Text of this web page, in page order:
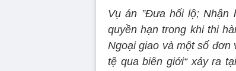
Vụ án ”Đưa hối lộ; Nhận
quyền hạn trong khi thi
Ngoại giao và một số đơn
tệ qua biên giới“ xảy ra